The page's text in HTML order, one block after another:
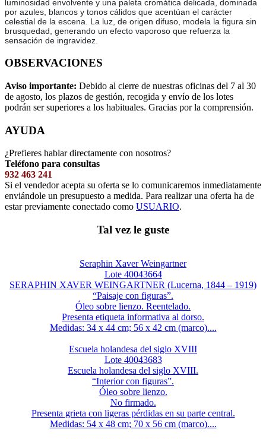
luminosidad envolvente y una paleta cromática delicada, dominada
por azules, blancos y tonos cálidos que acentúan el carácter
celestial de la escena. La luz, de origen difuso, modela la figura sin
brusquedad, generando un efecto vaporoso que refuerza la
sensación de ingravidez.
OBSERVACIONES
Aviso importante: Debido al cierre de nuestras oficinas del 7 al 30
de agosto, los plazos de gestión, recogida y envío de los lotes
podrán ser superiores a los habituales. Gracias por la comprensión.
AYUDA
¿Prefieres hablar directamente con nosotros?
Teléfono para consultas
932 463 241
Si el vendedor acepta su oferta se lo comunicaremos inmediatamente
enviándole un presupuesto a medida. Para realizar una oferta ha de
estar previamente conectado como USUARIO.
Tal vez le guste
Seraphin Xaver Weingartner
Lote 40043664
SERAPHIN XAVER WEINGARTNER (Lucerna, 1844 – 1919)
“Paisaje con figuras”.
Óleo sobre lienzo. Reentelado.
Presenta etiqueta informativa al dorso.
Medidas: 34 x 44 cm; 56 x 42 cm (marco)....
Escuela holandesa del siglo XVIII
Lote 40043683
Escuela holandesa del siglo XVIII.
“Interior con figuras”.
Óleo sobre lienzo.
No firmado.
Presenta grieta con ligeras pérdidas en su parte central.
Medidas: 54 x 48 cm; 70 x 56 cm (marco)....